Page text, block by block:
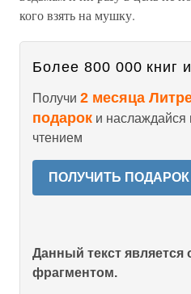
кого взять на мушку.
Более 800 000 книг
Получи 2 месяца
подарок и наслаждайся
чтением
ПОЛУЧИТЬ ПОДАРОК
Данный текст
фрагментом.